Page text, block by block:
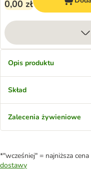
0,00 zł
Opis produktu
Skład
Zalecenia żywieniowe
*"wcześniej" = najniższa
dostawy